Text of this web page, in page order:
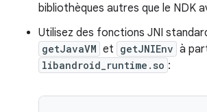
bibliothèques autres que le NDK
Utilisez des fonctions JNI
getJavaVM et getJNIEnv à
libandroid_runtime.so :